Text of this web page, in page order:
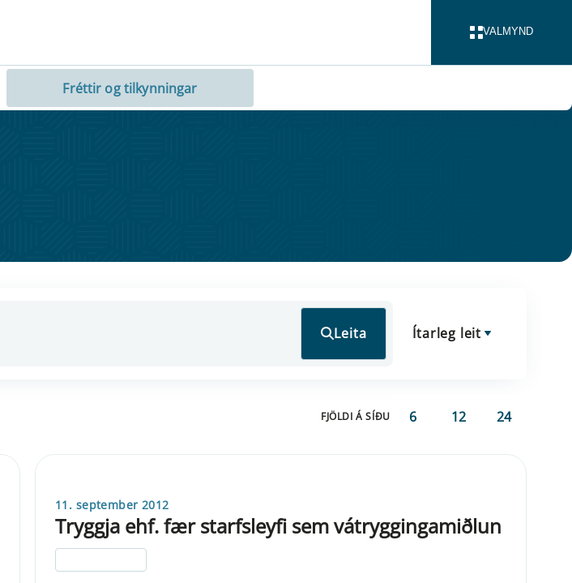
VALMYND
Fréttir og tilkynningar
Leita Ítarleg leit
FJÖLDI Á SÍÐU 6 12 24
11. september 2012
Tryggja ehf. fær starfsleyfi sem vátryggingamiðlun